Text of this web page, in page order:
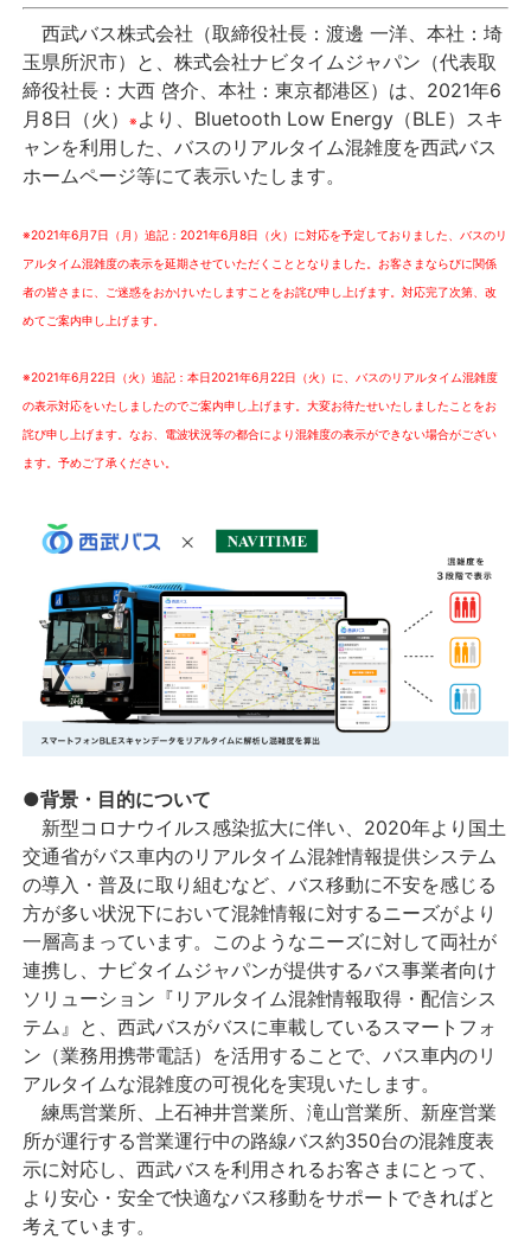
採用情報
English
西武バス株式会社（取締役社長：渡邊 一洋、本社：埼
玉県所沢市）と、株式会社ナビタイムジャパン（代表取
締役社長：大西 啓介、本社：東京都港区）は、2021年6
月8日（火）※ より、Bluetooth Low Energy（BLE）スキ
ャンを利用した、バスのリアルタイム混雑度を西武バス
ホームページ等にて表示いたします。
※2021年6月7日（月）追記：2021年6月8日（火）に対応を予定しておりました、バスのリ
アルタイム混雑度の表示を延期させていただくこととなりました。お客さまならびに関係
者の皆さまに、ご迷惑をおかけいたしますことをお詫び申し上げます。対応完了次第、改
めてご案内申し上げます。
※2021年6月22日（火）追記：本日2021年6月22日（火）に、バスのリアルタイム混雑度
の表示対応をいたしましたのでご案内申し上げます。大変お待たせいたしましたことをお
詫び申し上げます。なお、電波状況等の都合により混雑度の表示ができない場合がござい
ます。予めご了承ください。
●背景・目的について
新型コロナウイルス感染拡大に伴い、2020年より国土
交通省がバス車内のリアルタイム混雑情報提供システム
の導入・普及に取り組むなど、バス移動に不安を感じる
方が多い状況下において混雑情報に対するニーズがより
一層高まっています。このようなニーズに対して両社が
連携し、ナビタイムジャパンが提供するバス事業者向け
ソリューション『リアルタイム混雑情報取得・配信シス
テム』と、西武バスがバスに車載しているスマートフォ
ン（業務用携帯電話）を活用することで、バス車内のリ
アルタイムな混雑度の可視化を実現いたします。
練馬営業所、上石神井営業所、滝山営業所、新座営業
所が運行する営業運行中の路線バス約350台の混雑度表
示に対応し、西武バスを利用されるお客さまにとって、
より安心・安全で快適なバス移動をサポートできればと
考えています。